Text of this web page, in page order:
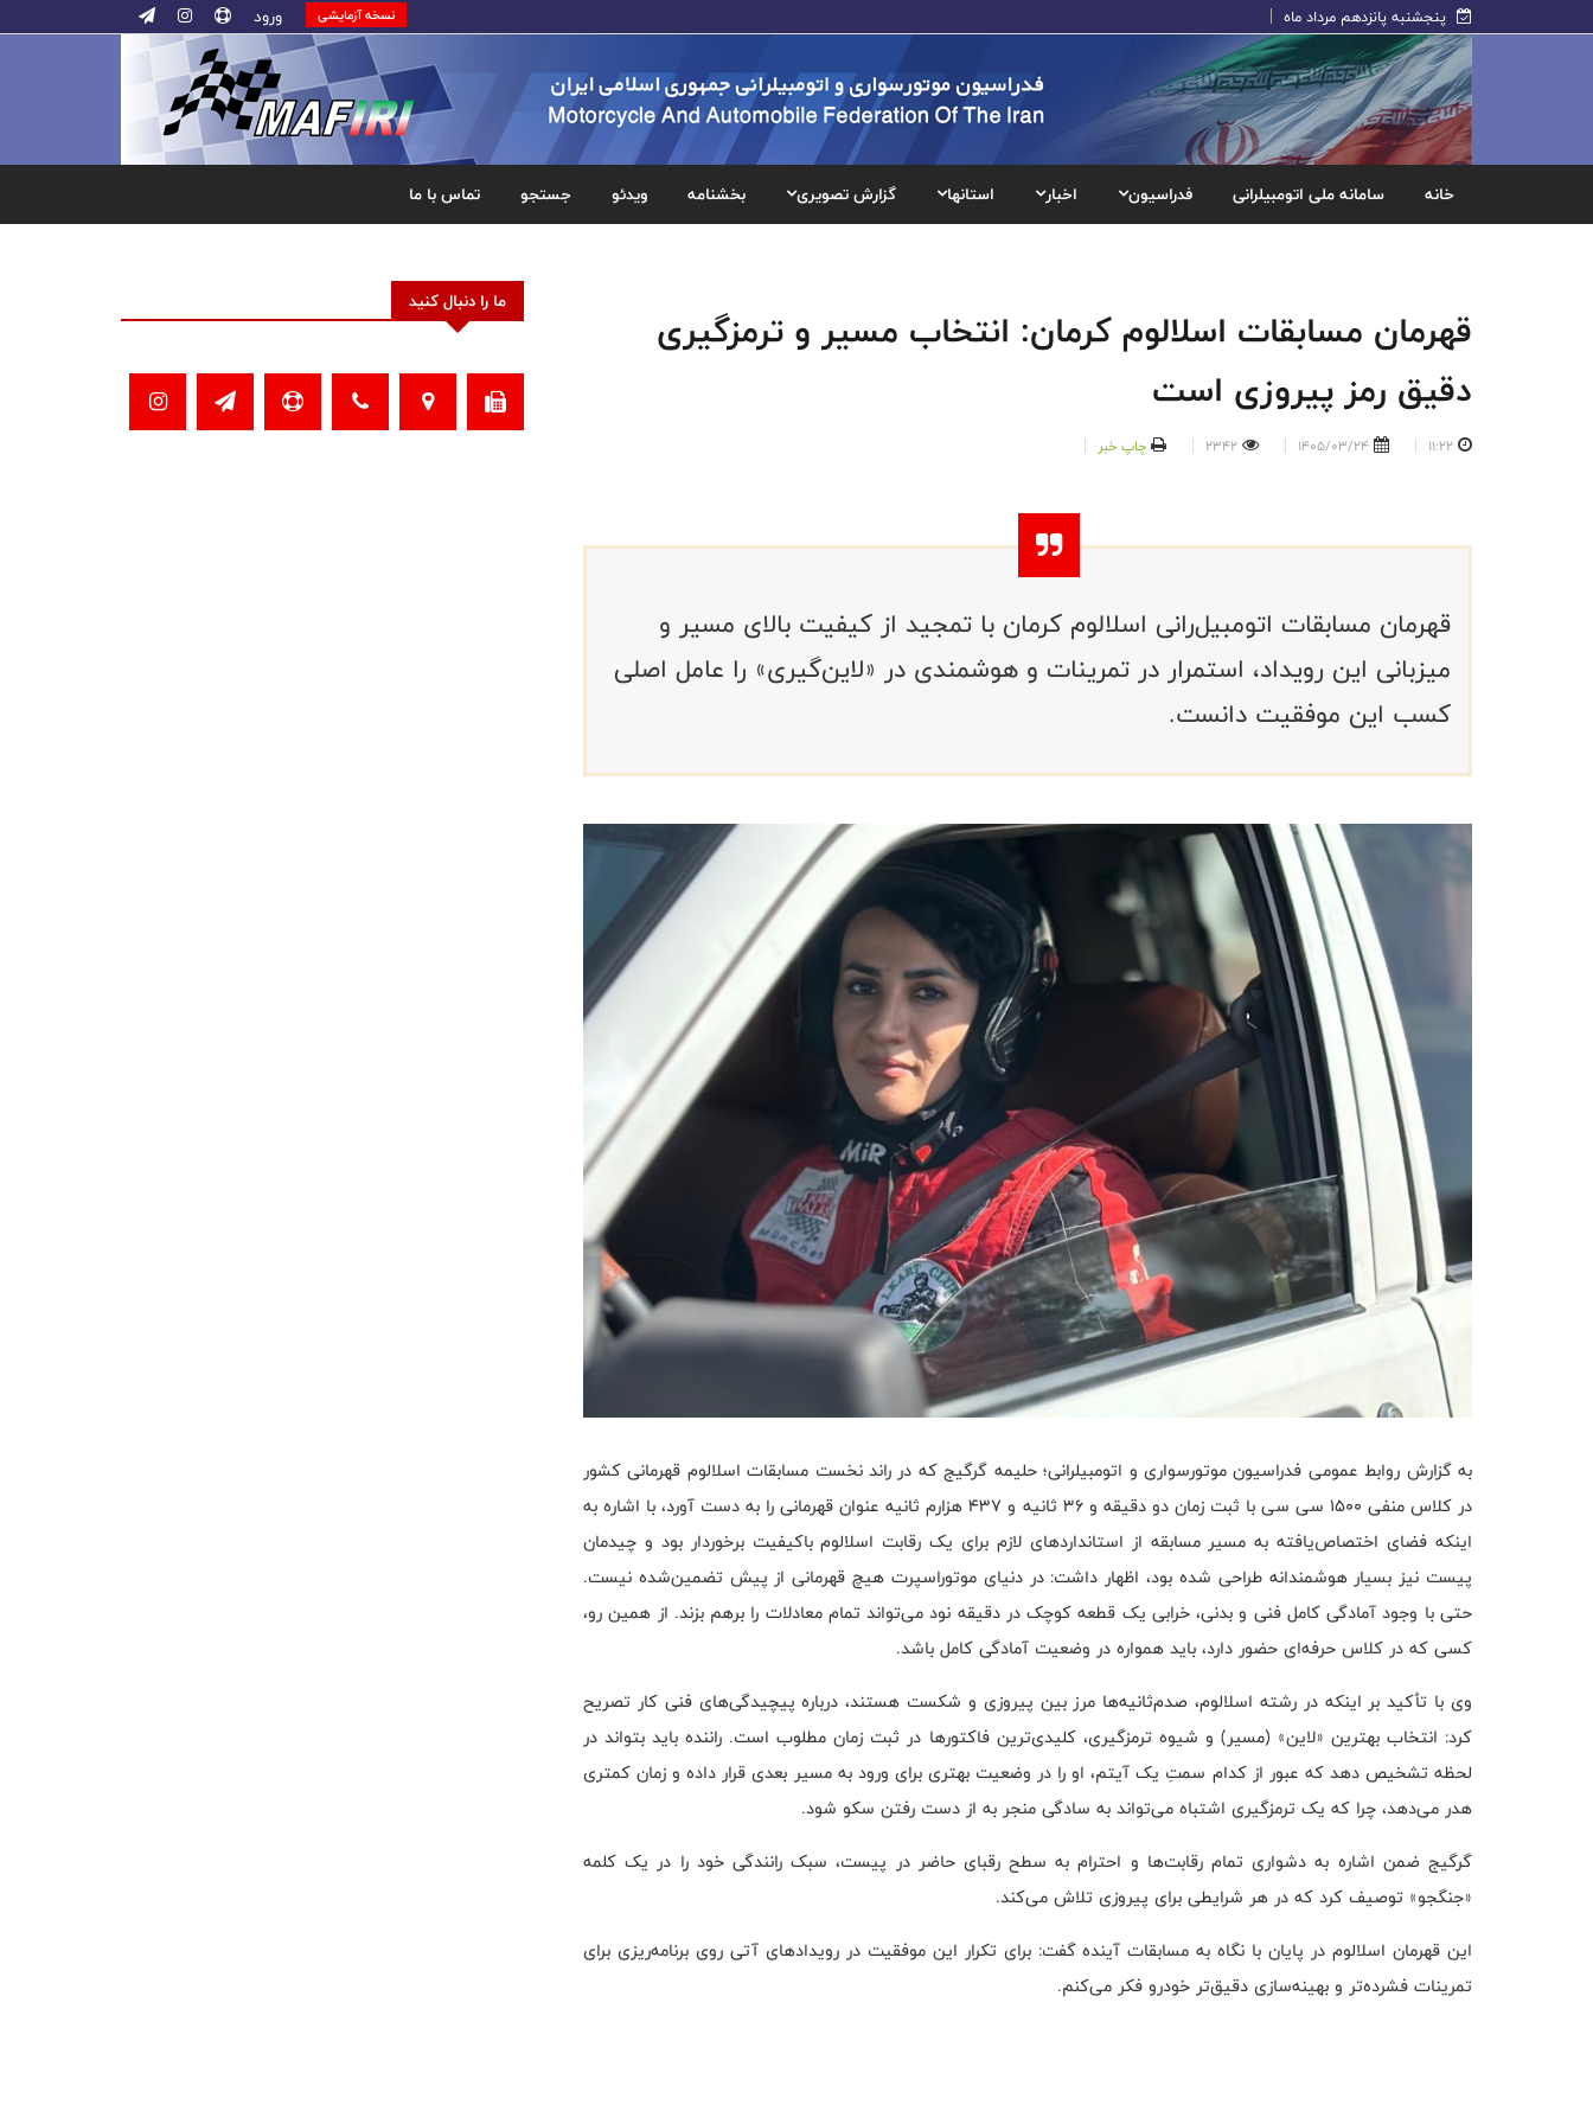
پنجشنبه پانزدهم مرداد ماه نسخه آزمایشی ورود
خانه سامانه ملی اتومبیلرانی فدراسیون اخبار استانها گزارش تصویری بخشنامه ویدئو جستجو تماس با ما
قهرمان مسابقات اسلالوم کرمان: انتخاب مسیر و ترمزگیری
دقیق رمز پیروزی است
11:22
1405/03/24
2342 چاپ خبر
قهرمان مسابقات اتومبیل‌رانی اسلالوم کرمان با تمجید از کیفیت بالای مسیر و
میزبانی این رویداد، استمرار در تمرینات و هوشمندی در «لاین‌گیری» را عامل اصلی
کسب این موفقیت دانست.
به گزارش روابط عمومی فدراسیون موتورسواری و اتومبیلرانی؛ حلیمه گرگیج که در راند نخست مسابقات اسلالوم قهرمانی کشور
در کلاس منفی 1500 سی سی با ثبت زمان دو دقیقه و ۳۶ ثانیه و ۴۳۷ هزارم ثانیه عنوان قهرمانی را به دست آورد، با اشاره به
اینکه فضای اختصاص‌یافته به مسیر مسابقه از استانداردهای لازم برای یک رقابت اسلالوم باکیفیت برخوردار بود و چیدمان
پیست نیز بسیار هوشمندانه طراحی شده بود، اظهار داشت: در دنیای موتوراسپرت هیچ قهرمانی از پیش تضمین‌شده نیست.
حتی با وجود آمادگی کامل فنی و بدنی، خرابی یک قطعه کوچک در دقیقه نود می‌تواند تمام معادلات را برهم بزند. از همین رو،
کسی که در کلاس حرفه‌ای حضور دارد، باید همواره در وضعیت آمادگی کامل باشد.
وی با تأکید بر اینکه در رشته اسلالوم، صدم‌ثانیه‌ها مرز بین پیروزی و شکست هستند، درباره پیچیدگی‌های فنی کار تصریح
کرد: انتخاب بهترین «لاین» (مسیر) و شیوه ترمزگیری، کلیدی‌ترین فاکتورها در ثبت زمان مطلوب است. راننده باید بتواند در
لحظه تشخیص دهد که عبور از کدام سمتِ یک آیتم، او را در وضعیت بهتری برای ورود به مسیر بعدی قرار داده و زمان کمتری
هدر می‌دهد، چرا که یک ترمزگیری اشتباه می‌تواند به سادگی منجر به از دست رفتن سکو شود.
گرگیج ضمن اشاره به دشواری تمام رقابت‌ها و احترام به سطح رقبای حاضر در پیست، سبک رانندگی خود را در یک کلمه
«جنگجو» توصیف کرد که در هر شرایطی برای پیروزی تلاش می‌کند.
این قهرمان اسلالوم در پایان با نگاه به مسابقات آینده گفت: برای تکرار این موفقیت در رویدادهای آتی روی برنامه‌ریزی برای
تمرینات فشرده‌تر و بهینه‌سازی دقیق‌تر خودرو فکر می‌کنم.
ما را دنبال کنید